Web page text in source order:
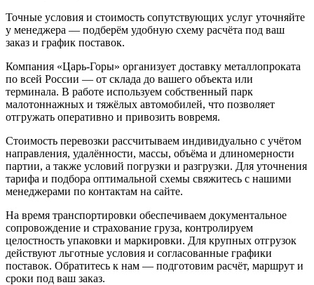
Точные условия и стоимость сопутствующих услуг уточняйте
у менеджера — подберём удобную схему расчёта под ваш
заказ и график поставок.
Компания «Царь-Горы» организует доставку металлопроката
по всей России — от склада до вашего объекта или
терминала. В работе используем собственный парк
малотоннажных и тяжёлых автомобилей, что позволяет
отгружать оперативно и привозить вовремя.
Стоимость перевозки рассчитываем индивидуально с учётом
направления, удалённости, массы, объёма и длиномерности
партии, а также условий погрузки и разгрузки. Для уточнения
тарифа и подбора оптимальной схемы свяжитесь с нашими
менеджерами по контактам на сайте.
На время транспортировки обеспечиваем документальное
сопровождение и страхование груза, контролируем
целостность упаковки и маркировки. Для крупных отгрузок
действуют льготные условия и согласованные графики
поставок. Обратитесь к нам — подготовим расчёт, маршрут и
сроки под ваш заказ.